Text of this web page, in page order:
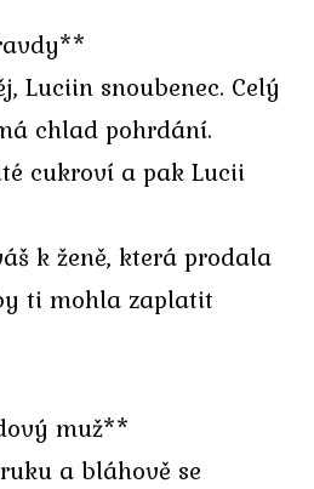
Luciin snoubenec. Celý
chlad pohrdání.
cukroví a pak Lucii
k ženě, která prodala
ti mohla zaplatit
muž**
a bláhově se